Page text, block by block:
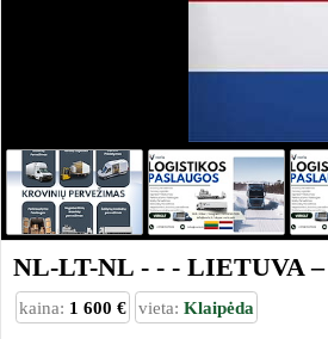
NL-LT-NL - - - LIETUVA
kaina: 1 600 € vieta: Klaipėda